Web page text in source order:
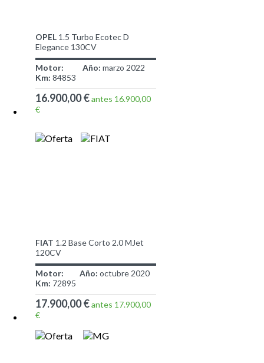
OPEL 1.5 Turbo Ecotec D
Elegance 130CV
Motor: Año: marzo 2022
Km: 84853
16.900,00 €antes 16.900,00
€
FIAT 1.2 Base Corto 2.0 MJet
120CV
Motor: Año: octubre 2020
Km: 72895
17.900,00 €antes 17.900,00
€